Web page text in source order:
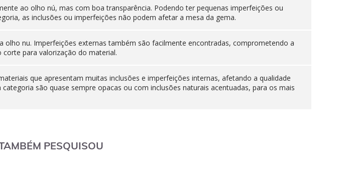
ao olho nú, mas com boa transparência. Podendo ter pequenas imperfeições ou
as inclusões ou imperfeições não podem afetar a mesa da gema.
olho nu. Imperfeições externas também são facilmente encontradas, comprometendo a
para valorização do material.
que apresentam muitas inclusões e imperfeições internas, afetando a qualidade
são quase sempre opacas ou com inclusões naturais acentuadas, para os mais
PESQUISOU